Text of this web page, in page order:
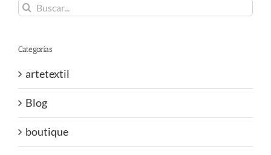
Buscar:
Categorías
artetextil
Blog
boutique